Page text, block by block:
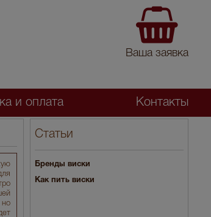
Ваша заявка
и оплата Контакты
но
Статьи
Бренды виски
Как пить виски